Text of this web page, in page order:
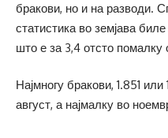
бракови, но и на разводи.
статистика во земјава
што е за 3,4 отсто помалку
Најмногу бракови, 1.851
август, а најмалку во